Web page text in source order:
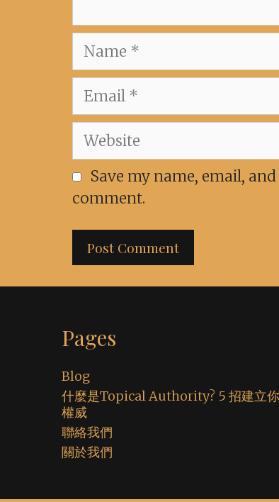
Name
Email
Website
Save my name, email,
comment.
Pages
Blog
什麼是Topical Authority? 5 招建立
權威
聯絡我們
關於我們